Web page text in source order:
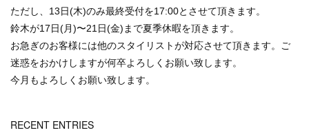
ただし、13日(木)のみ最終受付を17:00とさせて頂きます。
鈴木が17日(月)〜21日(金)まで夏季休暇を頂きます。
お急ぎのお客様には他のスタイリストが対応させて頂きます。ご
迷惑をおかけしますが何卒よろしくお願い致します。
今月もよろしくお願い致します。
RECENT ENTRIES